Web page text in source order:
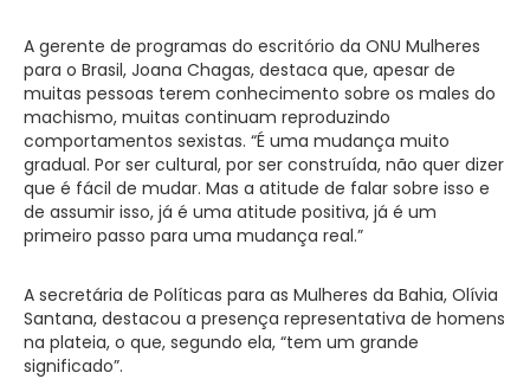
A gerente de programas do escritório da ONU Mulheres
para o Brasil, Joana Chagas, destaca que, apesar de
muitas pessoas terem conhecimento sobre os males do
machismo, muitas continuam reproduzindo
comportamentos sexistas. “É uma mudança muito
gradual. Por ser cultural, por ser construída, não quer dizer
que é fácil de mudar. Mas a atitude de falar sobre isso e
de assumir isso, já é uma atitude positiva, já é um
primeiro passo para uma mudança real.”
A secretária de Políticas para as Mulheres da Bahia, Olívia
Santana, destacou a presença representativa de homens
na plateia, o que, segundo ela, “tem um grande
significado”.